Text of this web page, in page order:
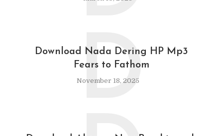
Download Nada Dering HP Mp3
Fears to Fathom
November 18, 2025
D